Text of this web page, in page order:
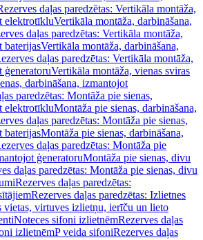
daļas paredzētas: Vertikāla montāža,
elektrotīkluVertikāla montāža, darbināšana,
daļas paredzētas: Vertikāla montāža,
baterijasVertikāla montāža, darbināšana,
daļas paredzētas: Vertikāla montāža,
ģeneratoruVertikāla montāža, vienas sviras
darbināšana, izmantojot
paredzētas: Montāža pie sienas,
elektrotīkluMontāža pie sienas, darbināšana,
daļas paredzētas: Montāža pie sienas,
baterijasMontāža pie sienas, darbināšana,
daļas paredzētas: Montāža pie
ģeneratoruMontāža pie sienas, divu
daļas paredzētas: Montāža pie sienas, divu
Rezerves daļas paredzētas:
Rezerves daļas paredzētas: Izlietnes
vietas, virtuves izlietņu, ierīču un lieto
Noteces sifoni izlietnēmRezerves daļas
izlietnēmP veida sifoniRezerves daļas